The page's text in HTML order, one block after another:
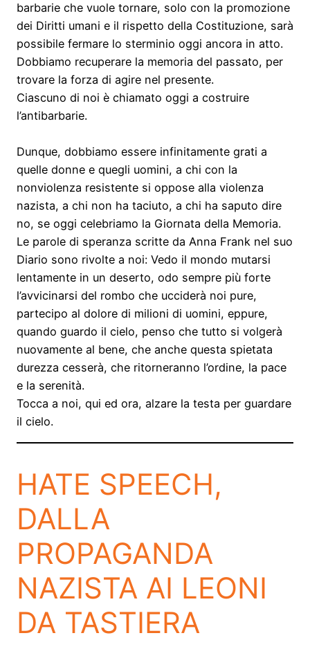
barbarie che vuole tornare, solo con la promozione
dei Diritti umani e il rispetto della Costituzione, sarà
possibile fermare lo sterminio oggi ancora in atto.
Dobbiamo recuperare la memoria del passato, per
trovare la forza di agire nel presente.
Ciascuno di noi è chiamato oggi a costruire
l’antibarbarie.
Dunque, dobbiamo essere infinitamente grati a
quelle donne e quegli uomini, a chi con la
nonviolenza resistente si oppose alla violenza
nazista, a chi non ha taciuto, a chi ha saputo dire
no, se oggi celebriamo la Giornata della Memoria.
Le parole di speranza scritte da Anna Frank nel suo
Diario sono rivolte a noi: Vedo il mondo mutarsi
lentamente in un deserto, odo sempre più forte
l’avvicinarsi del rombo che ucciderà noi pure,
partecipo al dolore di milioni di uomini, eppure,
quando guardo il cielo, penso che tutto si volgerà
nuovamente al bene, che anche questa spietata
durezza cesserà, che ritorneranno l’ordine, la pace
e la serenità.
Tocca a noi, qui ed ora, alzare la testa per guardare
il cielo.
HATE SPEECH,
DALLA
PROPAGANDA
NAZISTA AI LEONI
DA TASTIERA